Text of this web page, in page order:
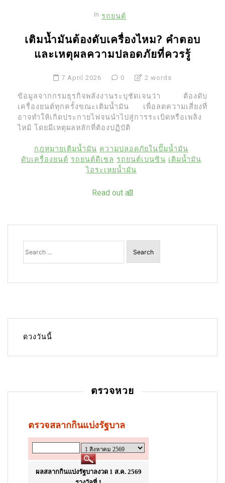
In รถยนต์
เติมน้ำมันต้องดับเครื่องไหม? คำตอบ
และเหตุผลความปลอดภัยที่ควรรู้
7 April 2026 0 2 words
ข้อมูลจากกรมธุรกิจพลังงานระบุชัดเจนว่า ต้องดับ
เครื่องยนต์ทุกครั้งขณะเติมน้ำมัน เพื่อลดความเสี่ยงที่
อาจทำให้เกิดประกายไฟจนนำไปสู่การระเบิดหรือเพลิง
ไหม้ โดยมีเหตุผลหลักที่ต้องปฏิบัติ
กฎหมายเติมน้ำมัน ความปลอดภัยในปั๊มน้ำมัน
ดับเครื่องยนต์ รถยนต์ดีเซล รถยนต์เบนซิน เติมน้ำมัน
ไอระเหยน้ำมัน
Read out all
Search
for:
ดวงวันนี้
ตรวจหวย